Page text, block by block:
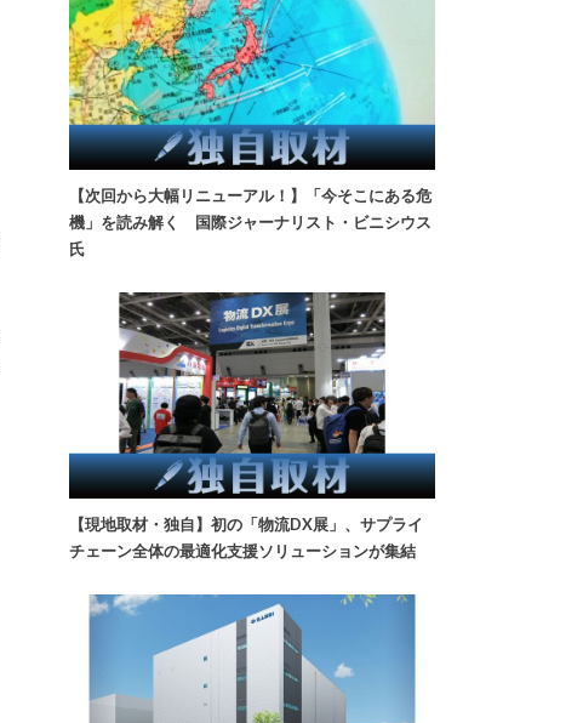
【次回から大幅リニューアル！】「今そこにある危
機」を読み解く 国際ジャーナリスト・ビニシウス
氏
【現地取材・独自】初の「物流DX展」、サプライ
チェーン全体の最適化支援ソリューションが集結